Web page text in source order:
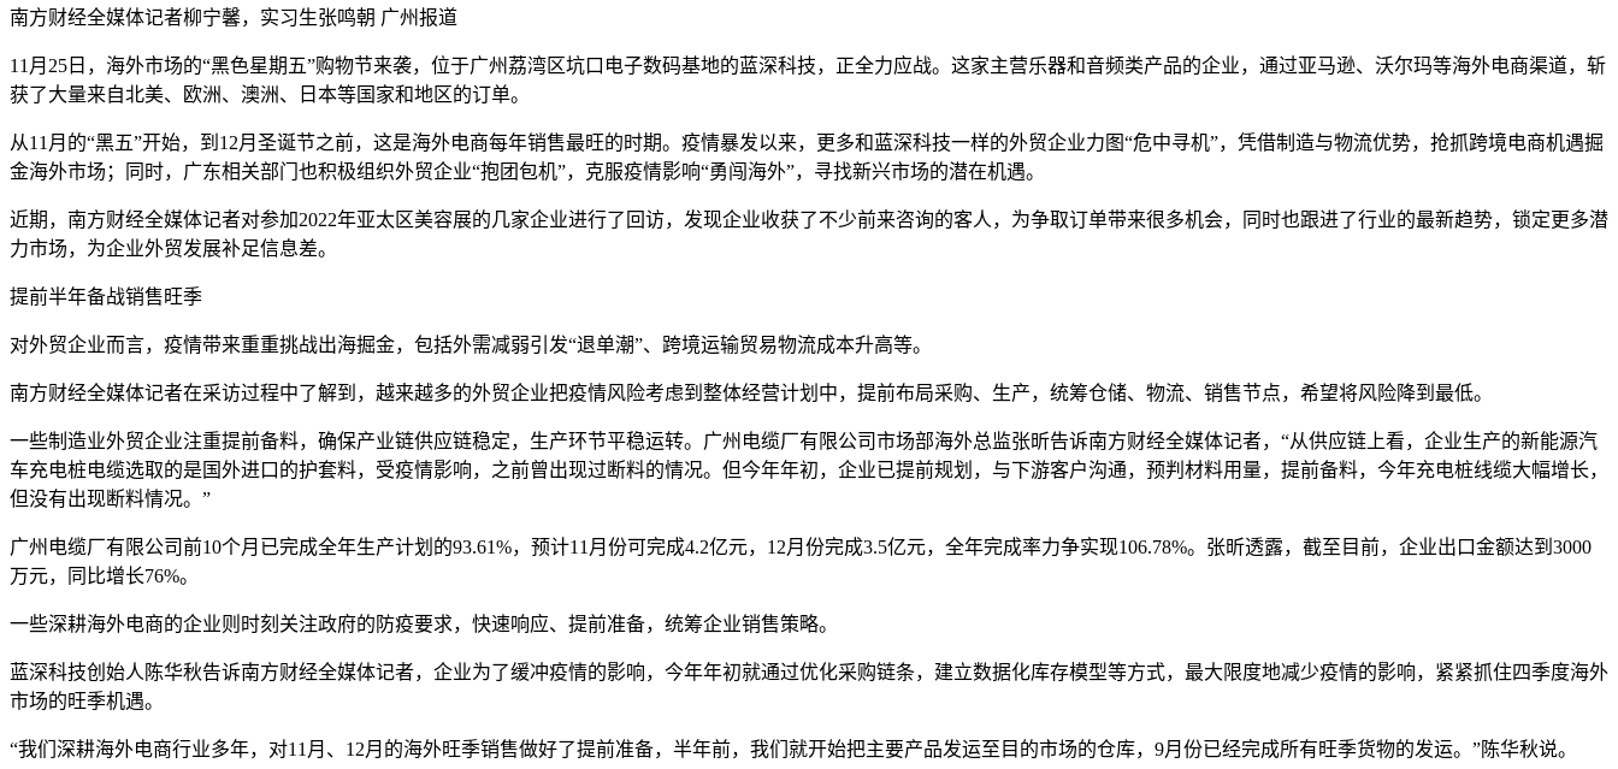
南方财经全媒体记者柳宁馨，实习生张鸣朝 广州报道
11月25日，海外市场的“黑色星期五”购物节来袭，位于广州荔湾区坑口电子数码基地的蓝深科技，正全力应战。这家主营乐器和音频类产品的企业，通过亚马逊、沃尔玛等海外电商渠道，斩
获了大量来自北美、欧洲、澳洲、日本等国家和地区的订单。
从11月的“黑五”开始，到12月圣诞节之前，这是海外电商每年销售最旺的时期。疫情暴发以来，更多和蓝深科技一样的外贸企业力图“危中寻机”，凭借制造与物流优势，抢抓跨境电商机遇掘
金海外市场；同时，广东相关部门也积极组织外贸企业“抱团包机”，克服疫情影响“勇闯海外”，寻找新兴市场的潜在机遇。
近期，南方财经全媒体记者对参加2022年亚太区美容展的几家企业进行了回访，发现企业收获了不少前来咨询的客人，为争取订单带来很多机会，同时也跟进了行业的最新趋势，锁定更多潜
力市场，为企业外贸发展补足信息差。
提前半年备战销售旺季
对外贸企业而言，疫情带来重重挑战出海掘金，包括外需减弱引发“退单潮”、跨境运输贸易物流成本升高等。
南方财经全媒体记者在采访过程中了解到，越来越多的外贸企业把疫情风险考虑到整体经营计划中，提前布局采购、生产，统筹仓储、物流、销售节点，希望将风险降到最低。
一些制造业外贸企业注重提前备料，确保产业链供应链稳定，生产环节平稳运转。广州电缆厂有限公司市场部海外总监张昕告诉南方财经全媒体记者，“从供应链上看，企业生产的新能源汽
车充电桩电缆选取的是国外进口的护套料，受疫情影响，之前曾出现过断料的情况。但今年年初，企业已提前规划，与下游客户沟通，预判材料用量，提前备料，今年充电桩线缆大幅增长，
但没有出现断料情况。”
广州电缆厂有限公司前10个月已完成全年生产计划的93.61%，预计11月份可完成4.2亿元，12月份完成3.5亿元，全年完成率力争实现106.78%。张昕透露，截至目前，企业出口金额达到3000
万元，同比增长76%。
一些深耕海外电商的企业则时刻关注政府的防疫要求，快速响应、提前准备，统筹企业销售策略。
蓝深科技创始人陈华秋告诉南方财经全媒体记者，企业为了缓冲疫情的影响，今年年初就通过优化采购链条，建立数据化库存模型等方式，最大限度地减少疫情的影响，紧紧抓住四季度海外
市场的旺季机遇。
“我们深耕海外电商行业多年，对11月、12月的海外旺季销售做好了提前准备，半年前，我们就开始把主要产品发运至目的市场的仓库，9月份已经完成所有旺季货物的发运。”陈华秋说。